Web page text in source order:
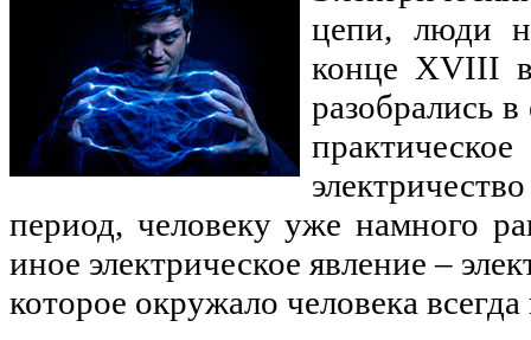
цепи, люди
конце XVIII
разобрались
период, человеку уже намного
иное электрическое явление –
которое окружало человека